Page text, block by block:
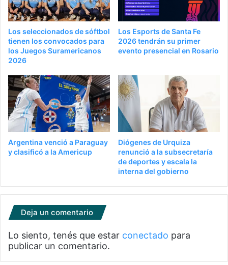
Los seleccionados de sóftbol
tienen los convocados para
los Juegos Suramericanos
2026
Los Esports de Santa Fe
2026 tendrán su primer
evento presencial en Rosario
Argentina venció a Paraguay
y clasificó a la Americup
Diógenes de Urquiza
renunció a la subsecretaría
de deportes y escala la
interna del gobierno
Deja un comentario
Lo siento, tenés que estar conectado para
publicar un comentario.